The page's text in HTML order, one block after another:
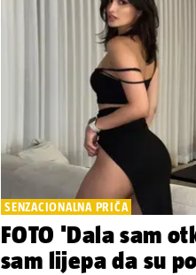
SENZACIONALNA PRIČA
FOTO 'Dala sam
sam lijepa da su